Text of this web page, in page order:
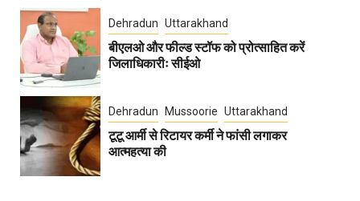
Dehradun Uttarakhand
बीएलओ और फील्ड स्टॉफ को प्रोत्साहित करें
जिलाधिकारीः सीईओ
Dehradun Mussoorie Uttarakhand
टूटू आर्मी से रिटायर कर्मी ने फांसी लगाकर
आत्महत्या की